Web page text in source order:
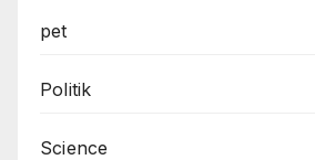
pet
Politik
Science